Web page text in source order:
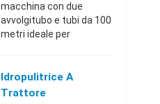
macchina con due
avvolgitubo e tubi da 100
metri ideale per
forza Cardano 400, Giri
pompa 1400, Giri moto ...
Idropulitrice A
Trattore